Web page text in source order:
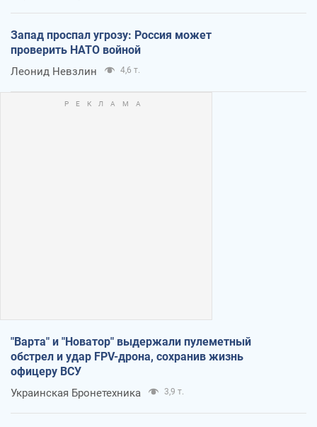
Запад проспал угрозу: Россия может
проверить НАТО войной
Леонид Невзлин 4,6 т.
"Варта" и "Новатор" выдержали пулеметный
обстрел и удар FPV-дрона, сохранив жизнь
офицеру ВСУ
Украинская Бронетехника 3,9 т.